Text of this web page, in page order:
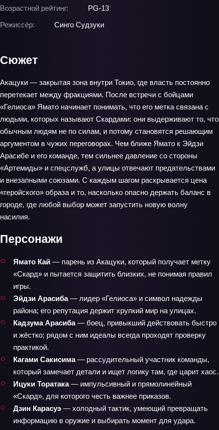
Возрастной рейтинг:
PG-13
Режиссёр:
Синго Судзуки
Сюжет
Акацуки — закрытая зона внутри Токио, где власть постоянно
перетекает между фракциями. После встречи с бойцами
«Гелиоса» Ямато начинает понимать, что его метка связана с
людьми, которых называют Скардами: они выдерживают то, что
обычным людям не по силам, и потому становятся решающим
аргументом в чужих переговорах. Чем ближе Ямато к Эйдзи
Арасибе и его команде, тем сильнее давление со стороны
«Артемиды» и спецслужб, а улицы отвечают предательствами
и внезапными союзами. С каждым шагом раскрывается цена
«геройского» образа и то, насколько опасно держать баланс в
городе, где любой выбор может запустить новую волну
насилия.
Персонажи
Ямато Кай — парень из Акацуки, который получает метку
«Скард» и пытается защитить близких, не понимая правил
игры.
Эйдзи Арасиба— лидер «Гелиоса» и символ надежды
района; его репутация держит хрупкий мир на улицах.
Кадзума Арасиба— боец, привыкший действовать быстро
и жёстко; рядом с ним идеалы всегда проходят проверку
практикой.
Кагами Сакисима— рассудительный участник команды,
который замечает детали и ищет логику там, где царит хаос.
Ицуки Торатака— импульсивный и прямолинейный
«Скард», для которого честь важнее приказов.
Дзин Карасуэ — холодный тактик, умеющий превращать
информацию в оружие и выбирать момент для удара.